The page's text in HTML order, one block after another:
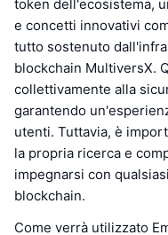
token dell'ecosistema,
e concetti innovativi
tutto sostenuto
blockchain MultiversX.
collettivamente alla
garantendo
utenti. Tuttavia, è
la propria ricerca e
impegnarsi con
blockchain.
Come verrà utilizzato